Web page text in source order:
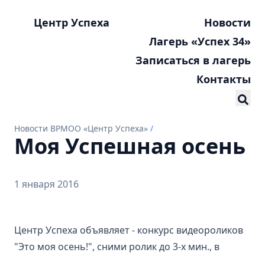
Центр Успеха
Новости
Лагерь «Успех 34»
Записаться в лагерь
Контакты
Новости ВРМОО «Центр Успеха» /
Моя Успешная осень
1 января 2016
Центр Успеха объявляет - конкурс видеороликов
"Это моя осень!", сними ролик до 3-х мин., в